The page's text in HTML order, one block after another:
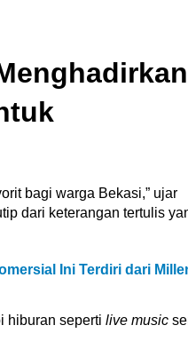
bagi warga Bekasi,” ujar
dari keterangan tertulis
Ini Terdiri dari
hiburan seperti live music